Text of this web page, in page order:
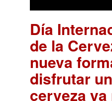
Día
de la
nueva
disfrutar
cerveza ya